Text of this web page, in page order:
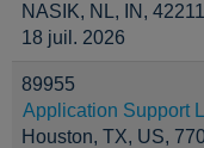
NASIK, NL, IN,
18 juil. 2026
89955
Application Support
Houston, TX, US,